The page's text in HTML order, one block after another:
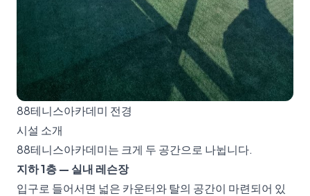
88테니스아카데미 전경
시설 소개
88테니스아카데미는 크게 두 공간으로 나뉩니다.
지하 1층 — 실내 레슨장
입구로 들어서면 넓은 카운터와 탈의 공간이 마련되어 있